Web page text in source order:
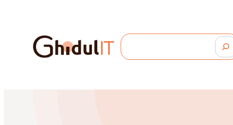
conținut
Search